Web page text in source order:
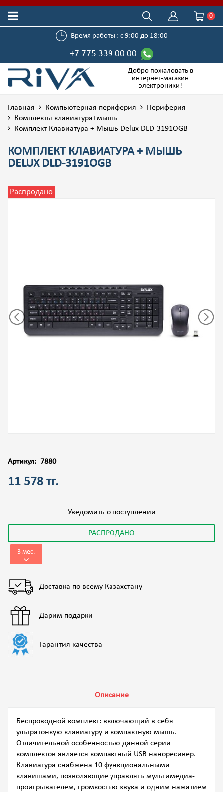
0
Время работы : с 9:00 до 18:00
+7 775 339 00 00
Добро пожаловать в
интернет-магазин
электроники!
Главная Компьютерная периферия
Периферия
Комплекты клавиатура+мышь
Комплект Клавиатура + Мышь Delux DLD-3191OGB
КОМПЛЕКТ КЛАВИАТУРА + МЫШЬ
DELUX DLD-3191OGB
Распродано
Артикул: 7880
11 578 тг.
Уведомить о поступлении
РАСПРОДАНО
3 мес.
Доставка по всему Казахстану
Дарим подарки
Гарантия качества
Описание
Беспроводной комплект: включающий в себя
ультратонкую клавиатуру и компактную мышь.
Отличительной особенностью данной серии
комплектов является компактный USB наноресивер.
Клавиатура снабжена 10 функциональными
клавишами, позволяющие управлять мультимедиа-
проигрывателем, громкостью звука и одним нажатием